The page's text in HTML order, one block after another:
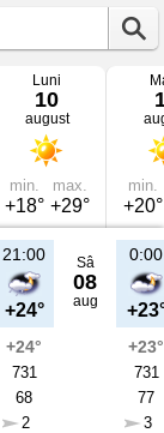
Luni
10
august
min.
+18°
max.
+29°
min.
+20°
21:00
+24°
+24°
731
68
2
Sâ
08
aug
0:00
+23°
731
77
3